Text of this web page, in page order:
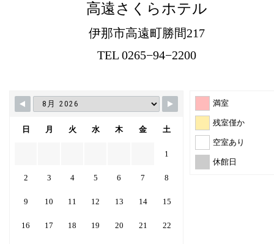
高遠さくらホテル
伊那市高遠町勝間217
TEL 0265−94−2200
満室
残室僅か
空室あり
休館日
日 月 火 水 木 金 土
1
2 3 4 5 6 7 8
9 10 11 12 13 14 15
16 17 18 19 20 21 22